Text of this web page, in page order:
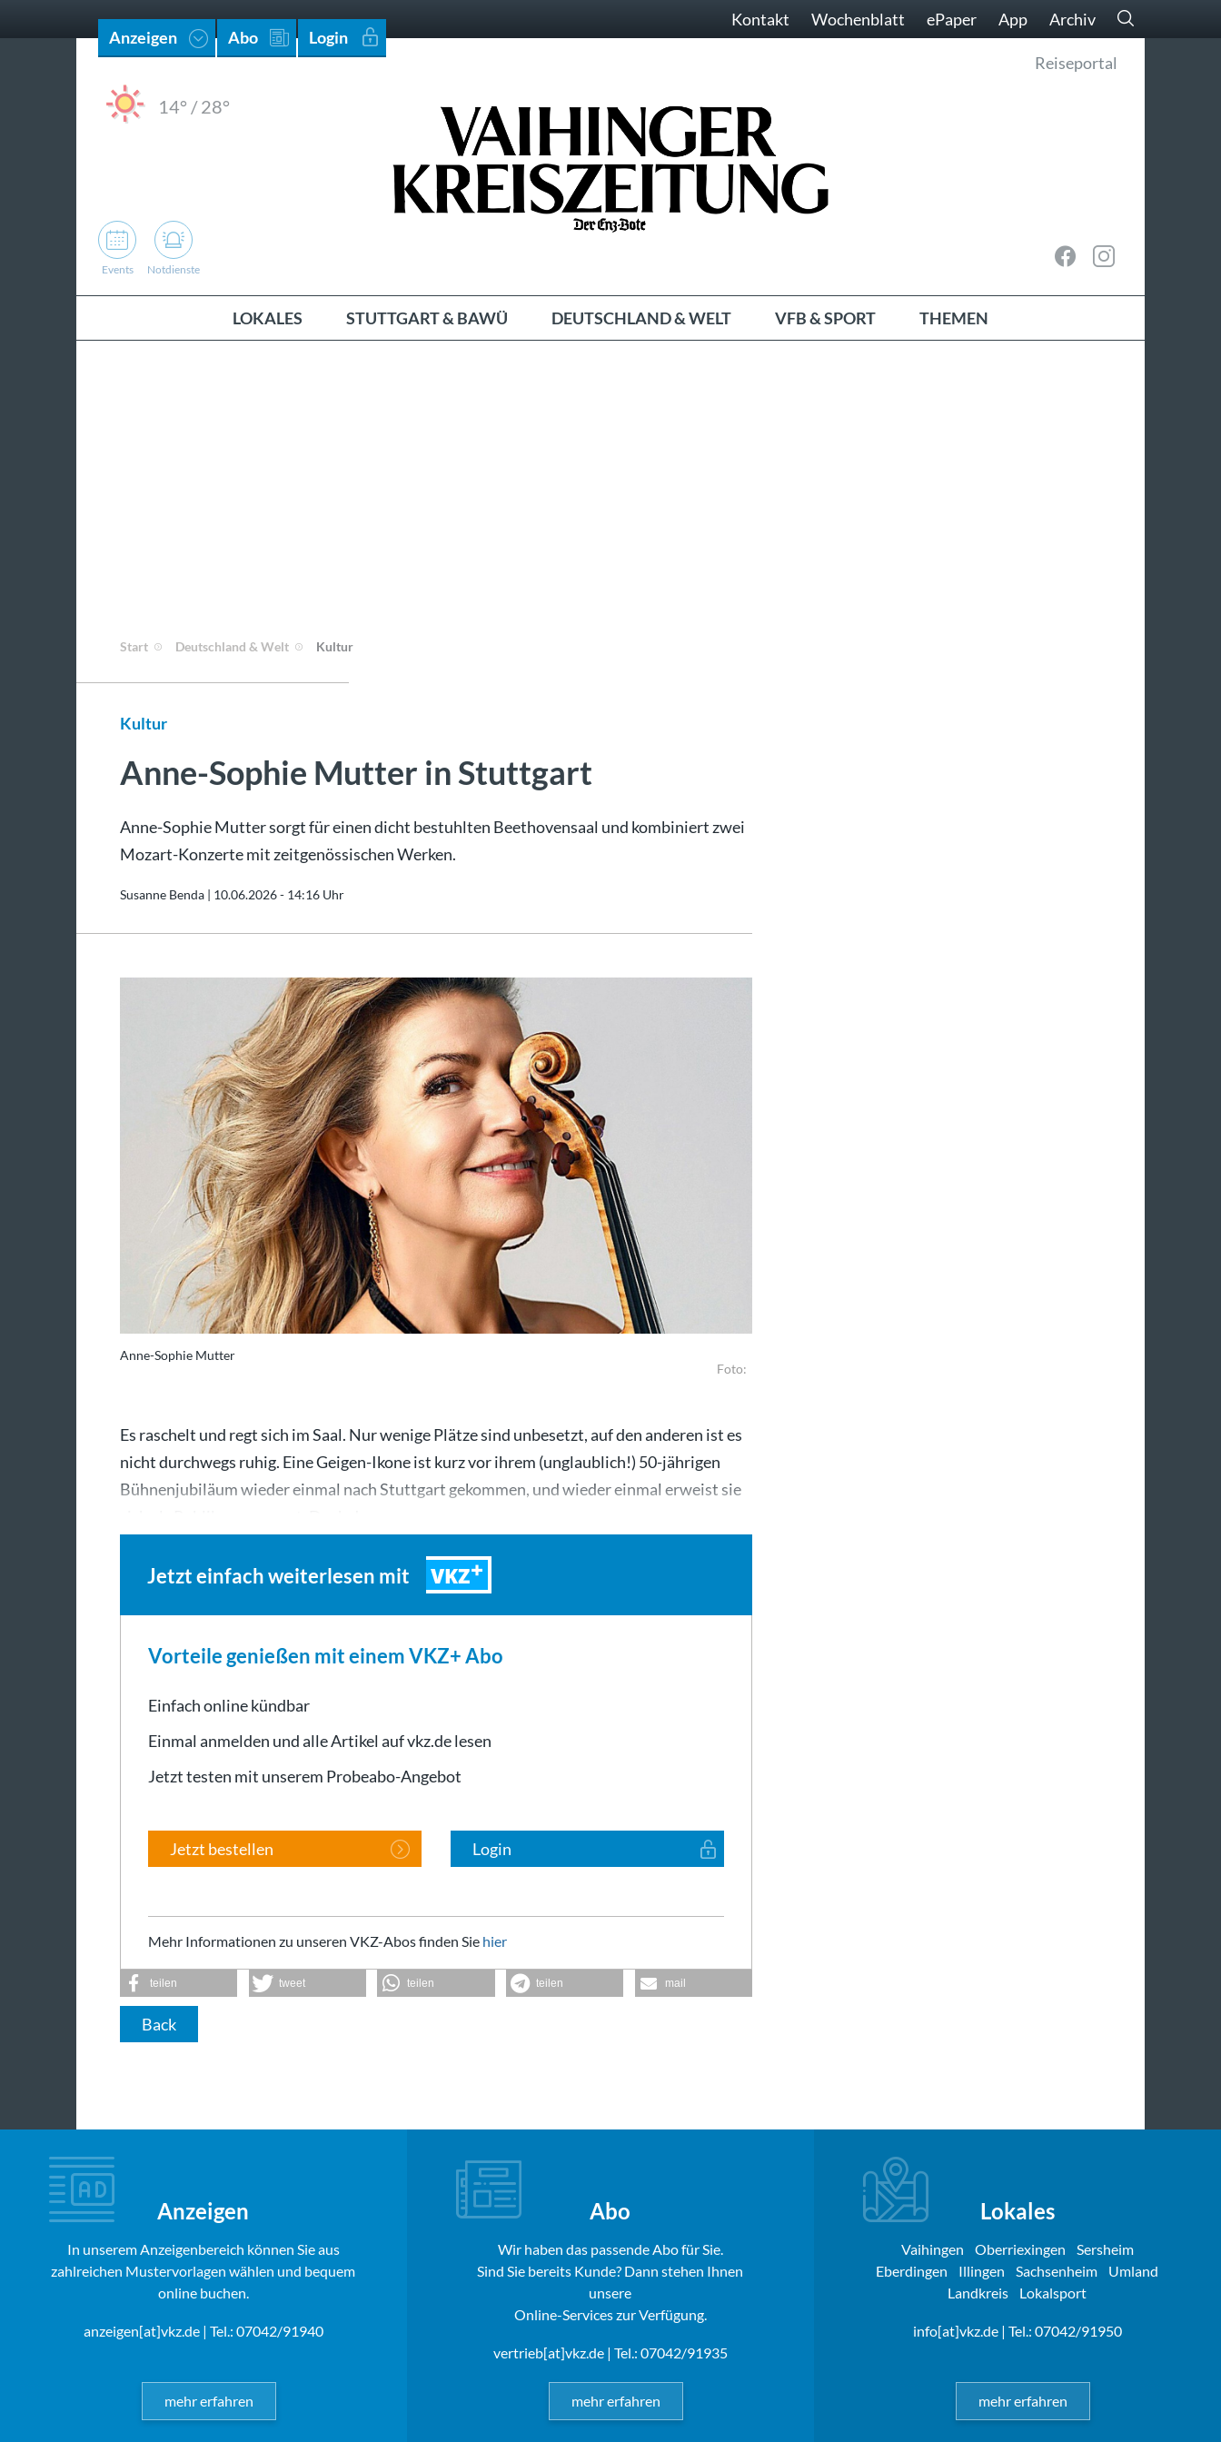
Anzeigen Abo Login
Kontakt Wochenblatt ePaper App Archiv
14° /28°
Reiseportal
Events Notdienste
LOKALES STUTTGART & BAWÜ DEUTSCHLAND & WELT VFB & SPORT THEMEN
Start Deutschland & Welt Kultur
Kultur
Anne-Sophie Mutter in Stuttgart
Anne-Sophie Mutter sorgt für einen dicht bestuhlten Beethovensaal und kombiniert zwei
Mozart-Konzerte mit zeitgenössischen Werken.
Susanne Benda | 10.06.2026 - 14:16 Uhr
Anne-Sophie Mutter
Foto:
Es raschelt und regt sich im Saal. Nur wenige Plätze sind unbesetzt, auf den anderen ist es
nicht durchwegs ruhig. Eine Geigen-Ikone ist kurz vor ihrem (unglaublich!) 50-jährigen
Bühnenjubiläum wieder einmal nach Stuttgart gekommen, und wieder einmal erweist sie
Jetzt einfach weiterlesen mit VKZ
Vorteile genießen mit einem VKZ+ Abo
Einfach online kündbar
Einmal anmelden und alle Artikel auf vkz.de lesen
Jetzt testen mit unserem Probeabo-Angebot
Jetzt bestellen Login
Mehr Informationen zu unseren VKZ-Abos finden Sie hier
teilen tweet teilen teilen mail
Back
Anzeigen
In unserem Anzeigenbereich können Sie aus
zahlreichen Mustervorlagen wählen und bequem
online buchen.
anzeigen[at]vkz.de| Tel.: 07042/91940
mehr erfahren
Abo
Wir haben das passende Abo für Sie.
Sind Sie bereits Kunde? Dann stehen Ihnen
unsere
Online-Services zur Verfügung.
vertrieb[at]vkz.de| Tel.: 07042/91935
mehr erfahren
Lokales
Vaihingen Oberriexingen
Sersheim
Eberdingen
Illingen Sachsenheim
Umland
Landkreis
Lokalsport
info[at]vkz.de| Tel.: 07042/91950
mehr erfahren